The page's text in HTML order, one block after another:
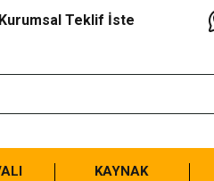
Kurumsal Teklif İste
KAYNAK